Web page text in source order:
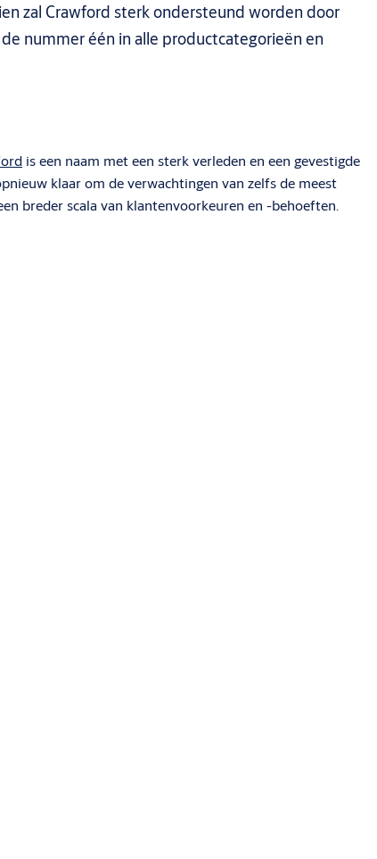
zal Crawford sterk ondersteund worden door
nummer één in alle productcategorieën en
is een naam met een sterk verleden en een gevestigde
klaar om de verwachtingen van zelfs de meest
breder scala van klantenvoorkeuren en -behoeften.